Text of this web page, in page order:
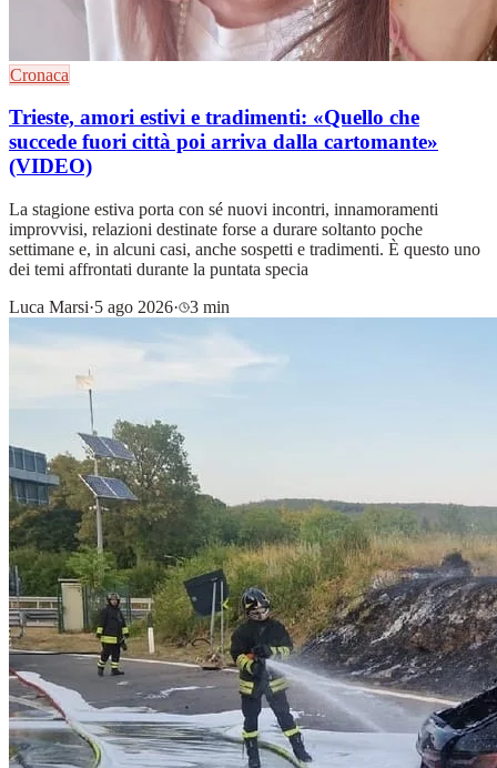
Cronaca
Trieste, amori estivi e tradimenti: «Quello che
succede fuori città poi arriva dalla cartomante»
(VIDEO)
La stagione estiva porta con sé nuovi incontri, innamoramenti
improvvisi, relazioni destinate forse a durare soltanto poche
settimane e, in alcuni casi, anche sospetti e tradimenti. È questo uno
dei temi affrontati durante la puntata specia
Luca Marsi·5 ago 2026· 3 min